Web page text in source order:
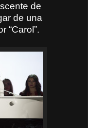
de
de una
“Carol”.